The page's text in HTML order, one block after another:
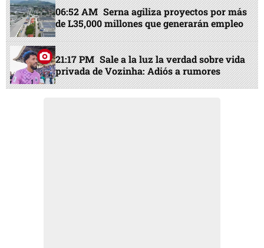
06:52 AM Serna agiliza proyectos por más
de L35,000 millones que generarán empleo
21:17 PM Sale a la luz la verdad sobre vida
privada de Vozinha: Adiós a rumores